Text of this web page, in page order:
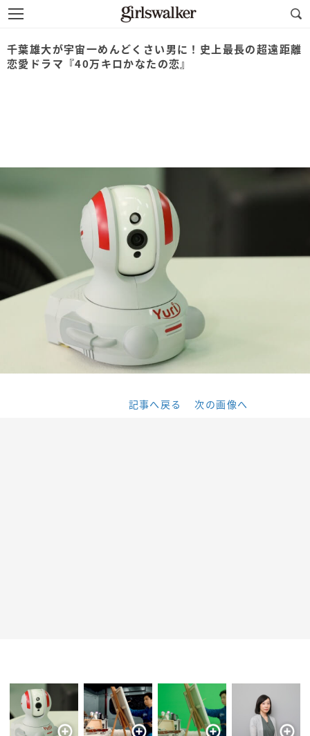
千葉雄大が宇宙一めんどくさい男に！史上最長の超遠距離
恋愛ドラマ『40万キロかなたの恋』
記事へ戻る 次の画像へ